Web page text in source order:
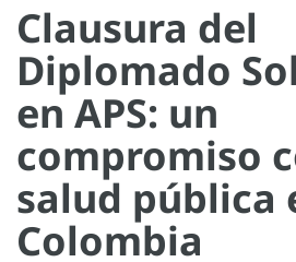
Clausura del
Diplomado
en APS: un
compromiso
salud pública
Colombia